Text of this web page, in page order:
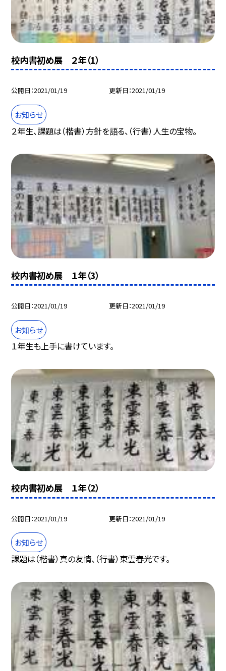
校内書初め展 ２年（1）
公開日 2021/01/19 更新日 2021/01/19
お知らせ
２年生、課題は（楷書）方針を語る、（行書）人生の宝物。
校内書初め展 １年（3）
公開日 2021/01/19 更新日 2021/01/19
お知らせ
１年生も上手に書けています。
校内書初め展 １年（2）
公開日 2021/01/19 更新日 2021/01/19
お知らせ
課題は（楷書）真の友情、（行書）東雲春光です。